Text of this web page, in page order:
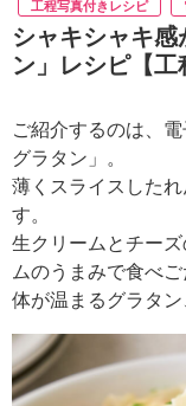
工程写真付きレシピ
シャキシャキ
ン」レシピ【工
ご紹介するのは、
グラタン」。
薄くスライスした
す。
生クリームとチー
ムのうまみで食べご
体が温まるグラタン